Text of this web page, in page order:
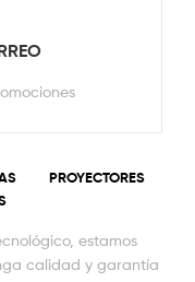
PROYECTORES
estamos
calidad y garantía